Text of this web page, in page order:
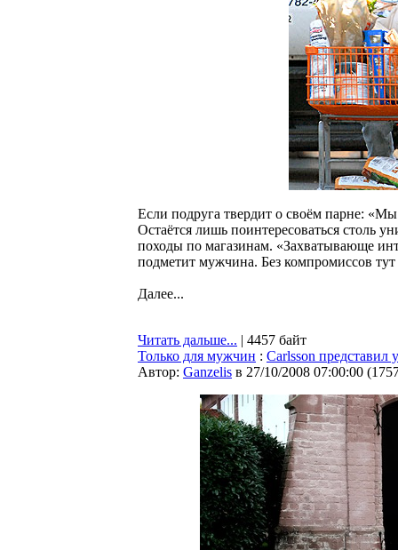
Если подруга твердит о своём парне: «Мы
Остаётся лишь поинтересоваться столь
походы по магазинам. «Захватывающе
подметит мужчина. Без компромиссов
Далее...
Читать дальше... | 4457 байт
Только для мужчин : Carlsson
Автор: Ganzelis в 27/10/2008 07:00:00 (